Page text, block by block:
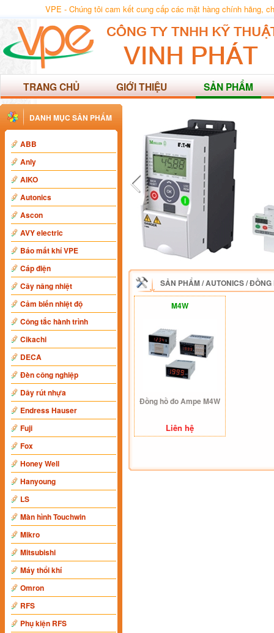
VPE - Chúng tôi cam kết cung cấp các mặt hàng chính hãng,
TRANG CHỦ GIỚI THIỆU SẢN PHẨM
DANH MỤC SẢN PHẨM
ABB
Anly
AIKO
Autonics
Ascon
AVY electric
Báo mất khí VPE
Cáp điện
Cây nâng nhiệt
Cảm biến nhiệt độ
Công tắc hành trình
Cikachi
DECA
Đèn công nghiệp
Dây rút nhựa
Endress Hauser
Fuji
Fox
Honey Well
Hanyoung
LS
Màn hình Touchwin
Mikro
Mitsubishi
Máy thổi khí
Omron
RFS
Phụ kiện RFS
SẢN PHẨM/AUTONICS/ĐỒNG
M4W
Đồng hồ đo Ampe M4W
Liên hệ